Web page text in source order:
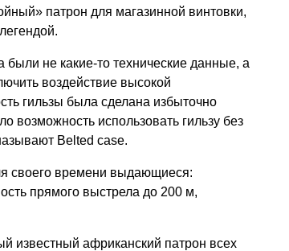
патрон для магазинной винтовки,
были не какие-то технические данные, а
воздействие высокой
гильзы была сделана избыточно
возможность использовать гильзу без
Belted case.
своего времени выдающиеся:
прямого выстрела до 200 м,
известный африканский патрон всех